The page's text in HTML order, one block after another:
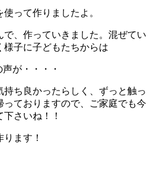
って作りましたよ。
で、作っていきました。混ぜてい
様子に子どもたちからは
が・・・・
ち良かったらしく、ずっと触っ
ておりますので、ご家庭でも今
さいね！！
ます！